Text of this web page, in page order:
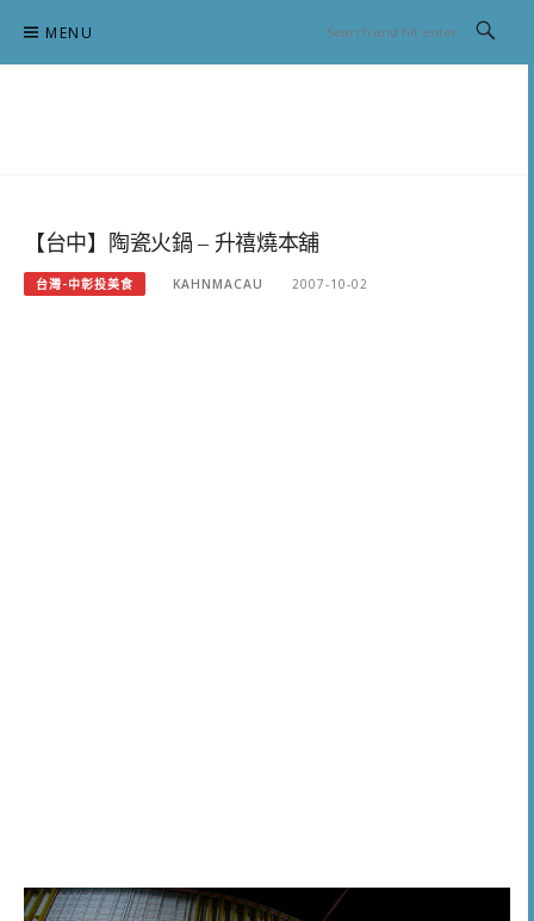
content
MENU
【台中】陶瓷火鍋 – 升禧燒本舖
台灣-中彰投美食 KAHNMACAU 2007-10-02